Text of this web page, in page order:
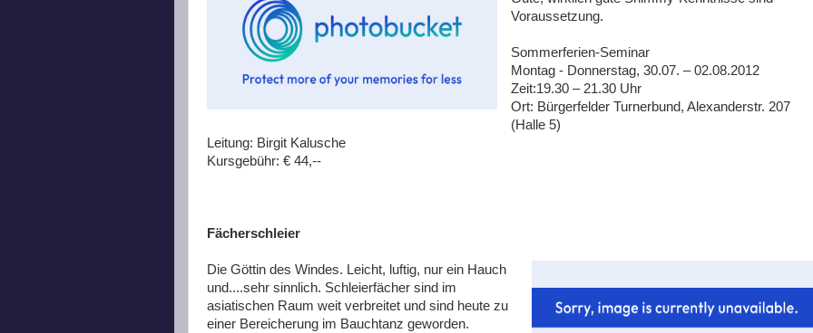
Voraussetzung.
Sommerferien-Seminar
Montag - Donnerstag, 30.07. – 02.08.2012
Zeit:19.30 – 21.30 Uhr
Ort: Bürgerfelder Turnerbund, Alexanderstr. 207
(Halle 5)
Leitung: Birgit Kalusche
Kursgebühr: € 44,--
Fächerschleier
Die Göttin des Windes. Leicht, luftig, nur ein Hauch
und....sehr sinnlich. Schleierfächer sind im
asiatischen Raum weit verbreitet und sind heute zu
einer Bereicherung im Bauchtanz geworden.